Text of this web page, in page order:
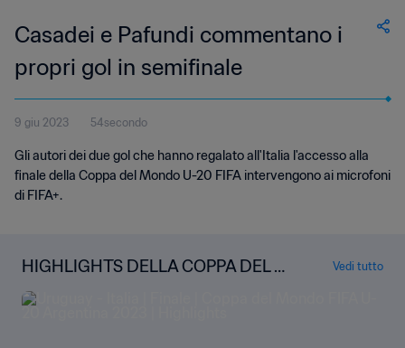
Casadei e Pafundi commentano i
propri gol in semifinale
9 giu 2023 54secondo
Gli autori dei due gol che hanno regalato all'Italia l'accesso alla
finale della Coppa del Mondo U-20 FIFA intervengono ai microfoni
di FIFA+.
HIGHLIGHTS DELLA COPPA DEL M
ONDO U-20 FIFA ARGENTINA 202
3
Vedi tutto